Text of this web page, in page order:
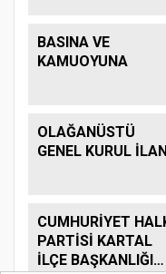
BASINA VE
KAMUOYUNA
OLAĞANÜSTÜ
GENEL KURUL
CUMHURİYET
PARTİSİ KARTAL
İLÇE BAŞKANLIĞI